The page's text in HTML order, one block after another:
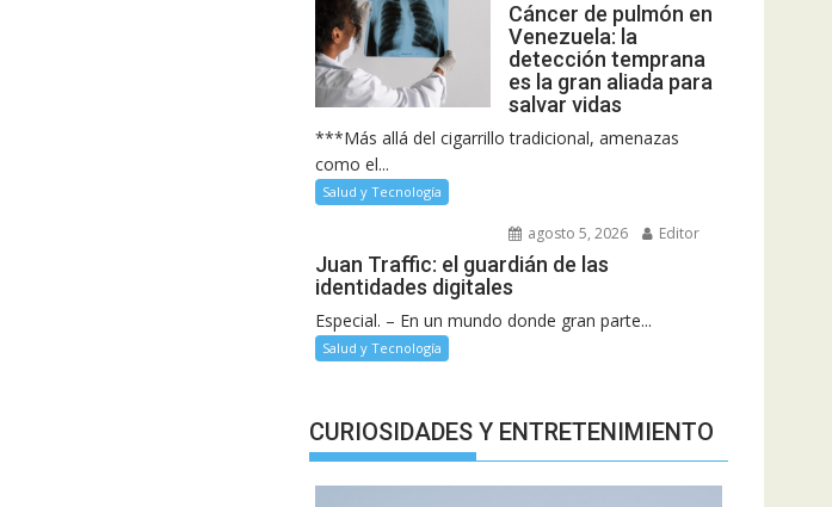
Cáncer de pulmón en
Venezuela: la
detección temprana
es la gran aliada para
salvar vidas
***Más allá del cigarrillo tradicional, amenazas
como el...
Salud y Tecnología
agosto 5, 2026 Editor
Juan Traffic: el guardián de las
identidades digitales
Especial. – En un mundo donde gran parte...
Salud y Tecnología
CURIOSIDADES Y ENTRETENIMIENTO